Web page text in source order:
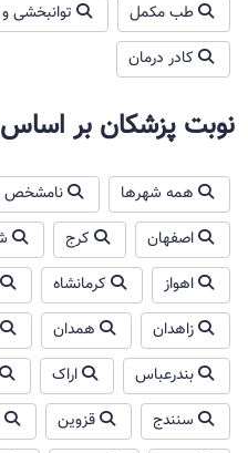
طب مکمل
توانبخشی
کادر درمان
نوبت پزشکان بر
همه شهرها نامشخص
اصفهان
کرج
اهواز
کرمانشاه
زاهدان
همدان
بندرعباس
اراک
سنندج
قزوین